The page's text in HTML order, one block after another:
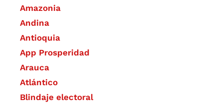
Amazonia
Andina
Antioquia
App Prosperidad
Arauca
Atlántico
Blindaje electoral